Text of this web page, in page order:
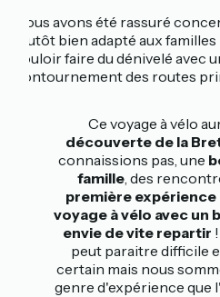
Nous avons été rassuré
plutôt bien adapté aux
vouloir faire du dénivelé avec
contournement des routes
Ce voyage à vélo
découverte de la
connaissions pas, une
famille, des
première
voyage à vélo avec un
envie de vite repartir
peut paraitre difficile
certain mais nous
genre d'expérience que